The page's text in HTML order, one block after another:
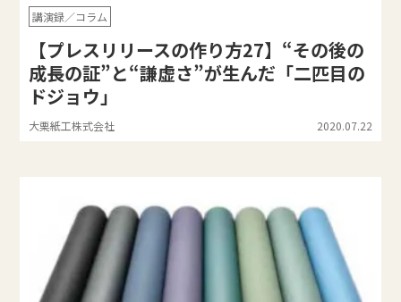
講演録／コラム
【プレスリリースの作り方27】“その後の
成長の証”と“謙虚さ”が生んだ「二匹目の
ドジョウ」
大栗紙工株式会社 2020.07.22